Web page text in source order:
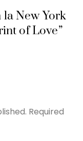
New York
of Love”
Required